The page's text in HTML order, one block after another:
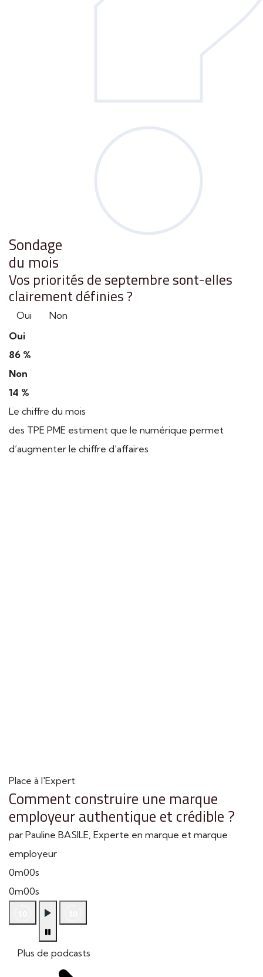
Sondage
du mois
Vos priorités de septembre sont-elles
clairement définies ?
Oui
Non
Oui
86 %
Non
14 %
Le chiffre du mois
des TPE PME estiment que le numérique permet
d’augmenter le chiffre d’affaires
Place à l'Expert
Comment construire une marque
employeur authentique et crédible ?
par Pauline BASILE, Experte en marque et marque
employeur
0m00s
0m00s
Plus de podcasts